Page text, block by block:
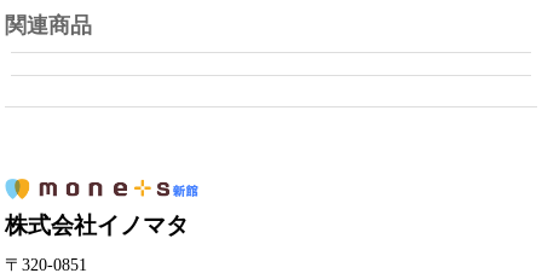
関連商品
株式会社イノマタ
〒320-0851